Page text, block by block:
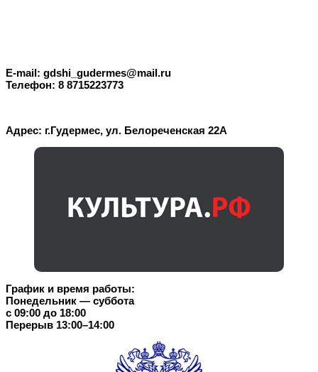
E-mail: gdshi_gudermes@mail.ru
Телефон: 8 8715223773
Адрес: г.Гудермес, ул. Белореченская 22А
График и время работы:
Понедельник — суббота
с 09:00 до 18:00
Перерыв 13:00–14:00